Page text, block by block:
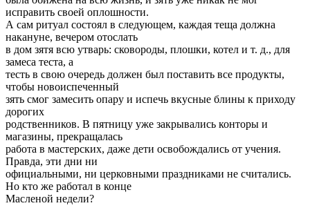
исправить своей оплошности.
А сам ритуал состоял в следующем, каждая теща должна
накануне, вечером отослать
в дом зятя всю утварь: сковороды, плошки, котел и т. д., для
замеса теста, а
тесть в свою очередь должен был поставить все продукты,
чтобы новоиспеченный
зять смог замесить опару и испечь вкусные блины к приходу
дорогих
родственников. В пятницу уже закрывались конторы и
магазины, прекращалась
работа в мастерских, даже дети освобождались от учения.
Правда, эти дни ни
официальными, ни церковными праздниками не считались.
Но кто же работал в конце
Масленой недели?